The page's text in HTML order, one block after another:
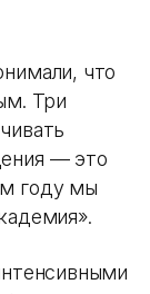
что
Три
— это
году мы